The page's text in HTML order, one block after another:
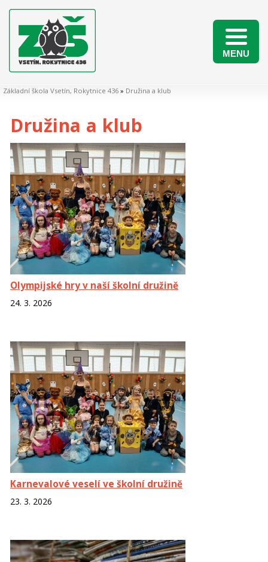
MENU
Základní škola Vsetín, Rokytnice 436 » Družina a klub
Družina a klub
Olympijské hry v naší školní družině
24. 3. 2026
Karnevalové veselí ve školní družině
23. 3. 2026